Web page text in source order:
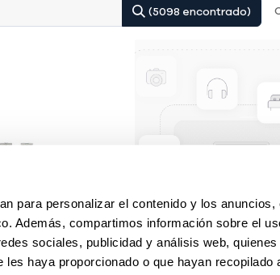
para personalizar el contenido y los anuncios,
Además, compartimos información sobre el
sociales, publicidad y análisis web, quienes
haya proporcionado o que hayan recopilado
(5098 encontrado)